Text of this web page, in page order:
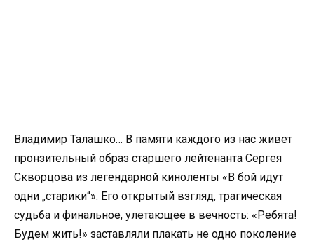
Владимир Талашко… В памяти каждого из нас живет
пронзительный образ старшего лейтенанта Сергея
Скворцова из легендарной киноленты «В бой идут
одни „старики“». Его открытый взгляд, трагическая
судьба и финальное, улетающее в вечность: «Ребята!
Будем жить!» заставляли плакать не одно поколение